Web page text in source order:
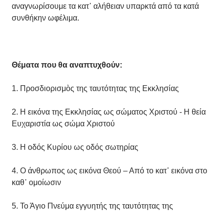
αναγνωρίσουμε τα κατ᾿ αλήθειαν υπαρκτά από τα κατά
συνθήκην ωφέλιμα.
Θέματα που θα αναπτυχθούν:
1. Προσδιορισμὸς της ταυτότητας της Εκκλησίας
2. Η εικόνα της Εκκλησίας ως σώματος Χριστού - Η θεία
Ευχαριστία ως σώμα Χριστού
3. Η οδός Κυρίου ως οδός σωτηρίας
4. Ο άνθρωπος ως εικόνα Θεού – Από το κατ᾽ εικόνα στο
καθ᾽ ομοίωσιν
5. Το Άγιο Πνεύμα εγγυητής της ταυτότητας της